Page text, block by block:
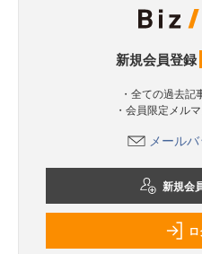
新規会員登録
・全ての過去
・会員限定メル
メール
新規会